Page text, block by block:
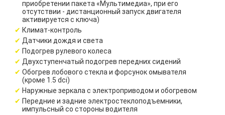
приобретении пакета «Мультимедиа», при его
отсутствии - дистанционный запуск двигателя
активируется с ключа)
Климат-контроль
Датчики дождя и света
Подогрев рулевого колеса
Двухступенчатый подогрев передних сидений
Обогрев лобового стекла и форсунок омывателя
(кроме 1.5 dci)
Наружные зеркала с электроприводом и обогревом
Передние и задние электростеклоподъемники,
импульсный со стороны водителя